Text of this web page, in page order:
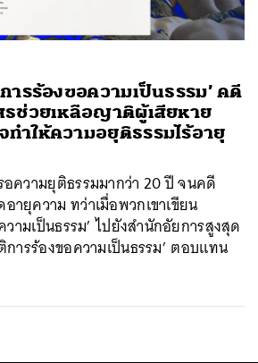
ารร้องขอความเป็นธรรม’ คดี
ธช่วยเหลือญาติผู้เสียหาย
ทำให้ความอยุติธรรมไร้อายุ
ความยุติธรรมมากว่า 20 ปี จนคดี
ยุความ ทว่าเมื่อพวกเขาเขียน
วามเป็นธรรม’ ไปยังสำนักอัยการสูงสุด
การร้องขอความเป็นธรรม’ ตอบแทน